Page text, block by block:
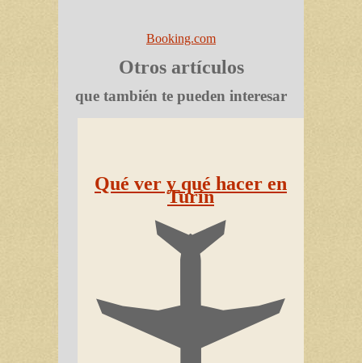
Booking.com
Otros artículos
que también te pueden interesar
Qué ver y qué hacer en
Turín